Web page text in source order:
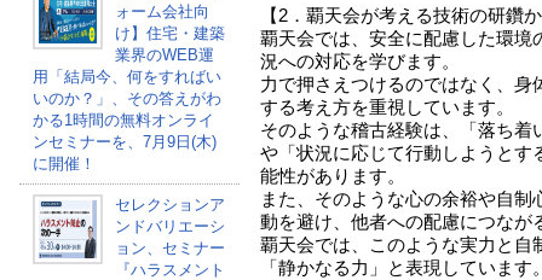
ォーム会社向
け】住宅・建築
業界のWEB運
用「結局今、何をすればい
いのか？」、その答えがわ
かる1時間の無料オンライ
ンセミナーを、7月9日(木)
に開催！
セレクションア
ンドバリエーシ
ョン、セミナー
『ハラスメント
【2．覇天会が考える技術の研鑽
覇天会では、安全に配慮した環境
況への対応を学びます。
力で押さえつけるのではなく、身
する考え方を重視しています。
そのような稽古経験は、「落ち着
や「状況に応じて行動しようとす
能性があります。
また、そのような心の余裕や自
動を避け、他者への配慮につなが
覇天会では、このような実力と自
「静かなる力」と表現しています